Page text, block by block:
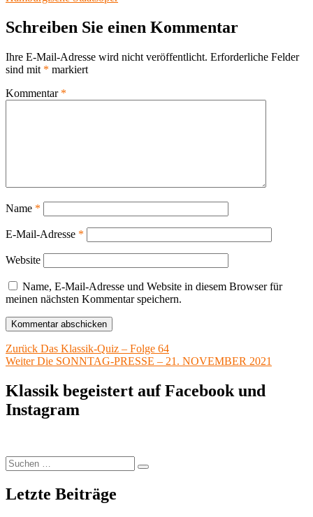
Schreiben Sie einen Kommentar
Ihre E-Mail-Adresse wird nicht veröffentlicht. Erforderliche Felder
sind mit * markiert
Kommentar *
Name *
E-Mail-Adresse *
Website
Name, E-Mail-Adresse und Website in diesem Browser für
meinen nächsten Kommentar speichern.
Beitragsnavigation
Zurück Vorheriger
Beitrag:
Das Klassik-Quiz – Folge 64
Weiter Nächster
Die SONNTAG-PRESSE – 21. NOVEMBER 2021
Klassik begeistert auf Facebook und
Instagram
Suchen
nach:
Suchen
Letzte Beiträge